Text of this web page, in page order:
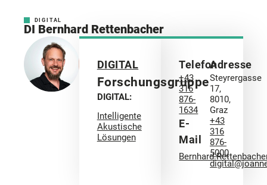
DIGITAL
DI Bernhard Rettenbacher
DIGITAL
Forschungsgruppe
DIGITAL:
Intelligente
Akustische
Lösungen
Telefon
+43
316
876-
1634
E-
Mail
Adresse
Steyrergasse
17,
8010,
Graz
+43
316
876-
5000